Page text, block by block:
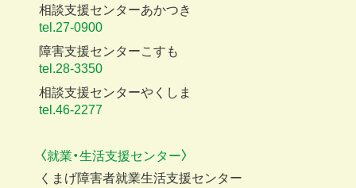
相談支援センターあかつき
tel.27-0900
障害支援センターこすも
tel.28-3350
相談支援センターやくしま
tel.46-2277
〈就業・生活支援センター〉
くまげ障害者就業生活支援センター